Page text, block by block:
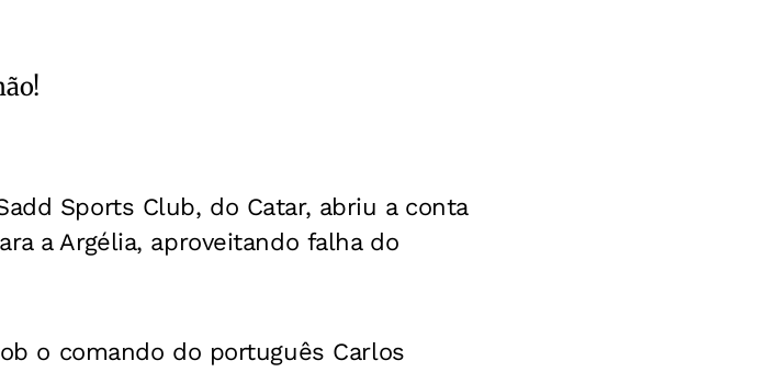
Sports Club, do Catar, abriu a conta
a Argélia, aproveitando falha do
o comando do português Carlos